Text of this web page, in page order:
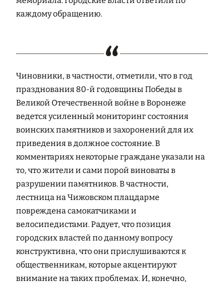
каждому обращению.
Чиновники, в частности, отметили, что в год
празднования 80-й годовщины Победы в
Великой Отечественной войне в Воронеже
ведется усиленный мониторинг состояния
воинских памятников и захоронений для их
приведения в должное состояние. В
комментариях некоторые граждане указали на
то, что жители и сами порой виноваты в
разрушении памятников. В частности,
лестница на Чижовском плацдарме
повреждена самокатчиками и
велосипедистами. Радует, что позиция
городских властей по данному вопросу
конструктивна, что они прислушиваются к
общественникам, которые акцентируют
внимание на таких проблемах. И, конечно,